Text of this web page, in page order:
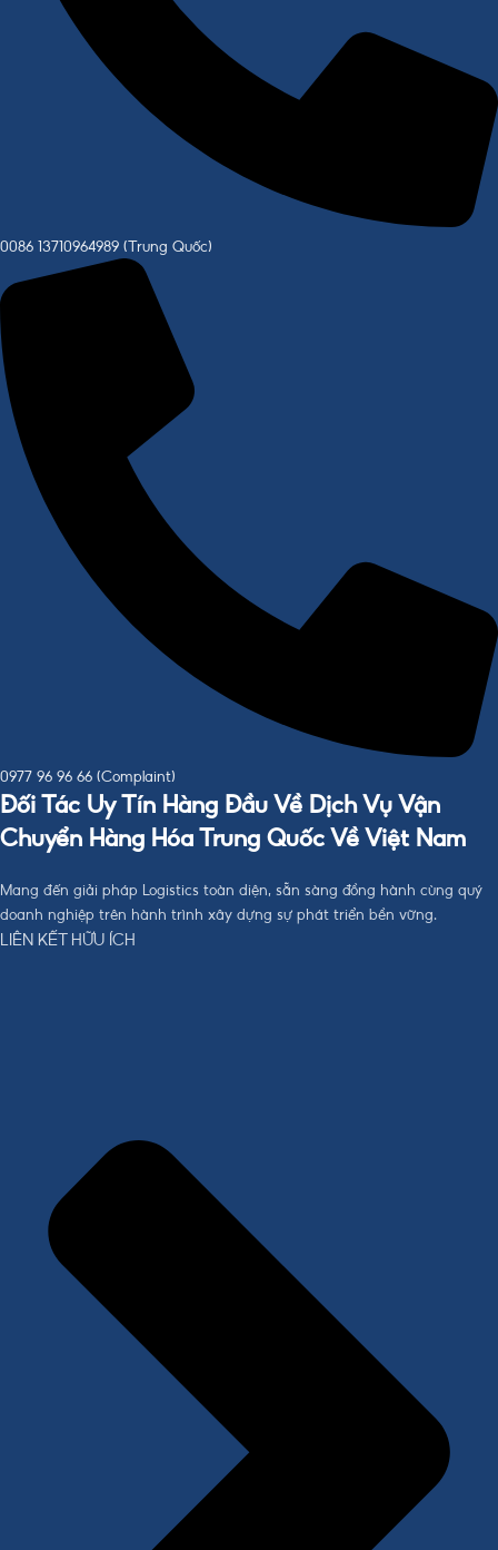
0086 13710964989 (Trung Quốc)
0977 96 96 66 (Complaint)
Đối Tác Uy Tín Hàng Đầu Về Dịch Vụ Vận
Chuyển Hàng Hóa Trung Quốc Về Việt Nam
Mang đến giải pháp Logistics toàn diện, sẵn sàng đồng hành cùng quý
doanh nghiệp trên hành trình xây dựng sự phát triển bền vững.
LIÊN KẾT HỮU ÍCH